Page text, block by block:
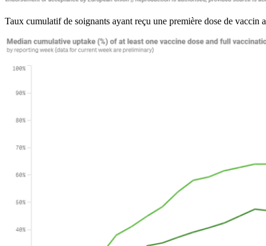
Taux cumulatif de soignants ayant reçu une première dose de vaccin